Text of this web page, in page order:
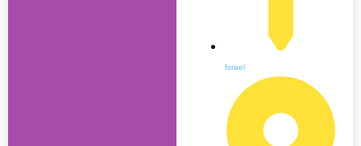
Israel